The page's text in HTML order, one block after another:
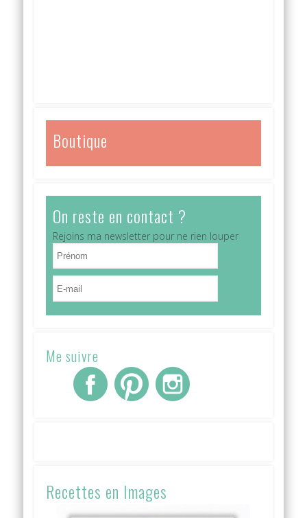
Boutique
On reste en contact ?
Rejoins ma newsletter pour ne rien louper
Me suivre
Recettes en Images